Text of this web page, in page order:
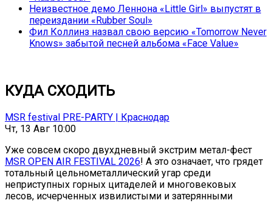
Неизвестное демо Леннона «Little Girl» выпустят в
переиздании «Rubber Soul»
Фил Коллинз назвал свою версию «Tomorrow Never
Knows» забытой песней альбома «Face Value»
КУДА СХОДИТЬ
MSR festival PRE-PARTY | Краснодар
Чт, 13 Авг 10:00
Уже совсем скоро двухдневный экстрим метал-фест
MSR OPEN AIR FESTIVAL 2026! А это означает, что грядет
тотальный цельнометаллический угар среди
неприступных горных цитаделей и многовековых
лесов, исчерченных извилистыми и затерянными